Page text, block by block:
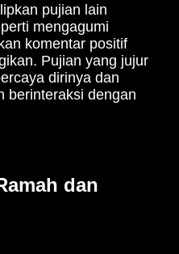
pujian lain
mengagumi
komentar positif
Pujian yang jujur
dirinya dan
berinteraksi dengan
dan